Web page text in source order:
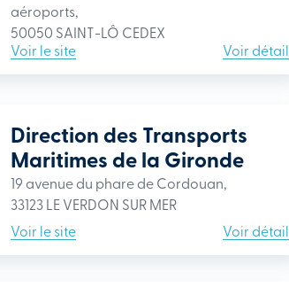
aéroports,
50050 SAINT-LÔ CEDEX
Voir le site
Voir détail
Direction des Transports
Maritimes de la Gironde
19 avenue du phare de Cordouan,
33123 LE VERDON SUR MER
Voir le site
Voir détail